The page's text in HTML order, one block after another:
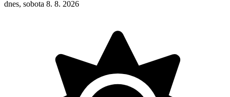
dnes, sobota 8. 8. 2026